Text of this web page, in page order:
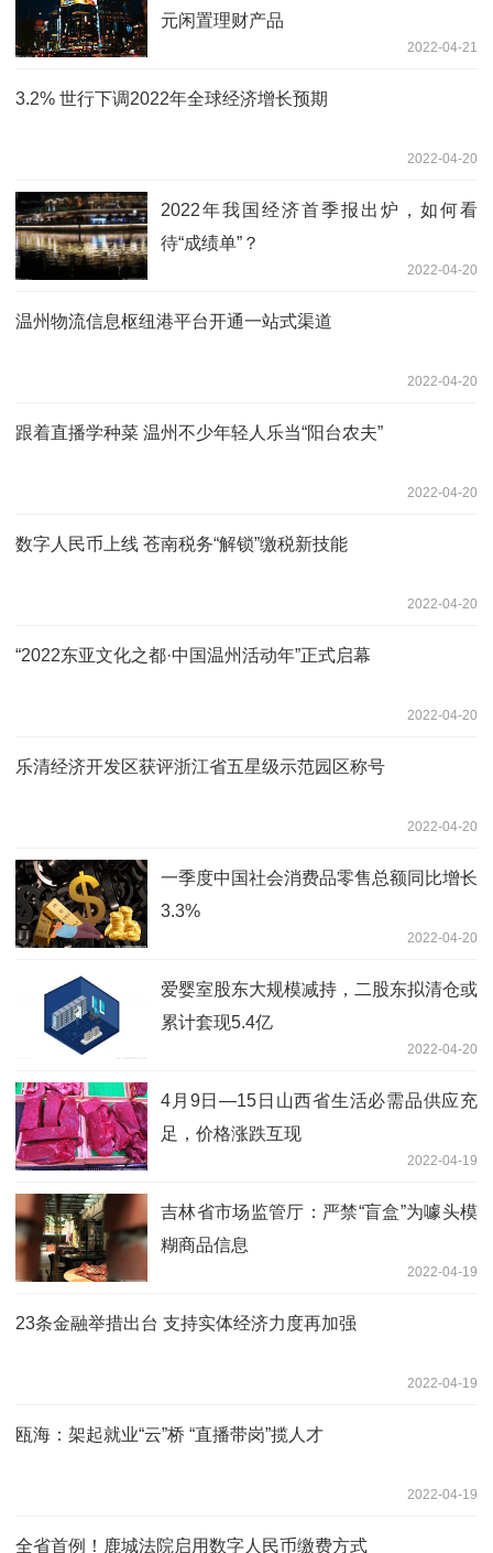
元闲置理财产品
2022-04-21
3.2% 世行下调2022年全球经济增长预期
2022-04-20
2022年我国经济首季报出炉，如何看
待“成绩单”？
2022-04-20
温州物流信息枢纽港平台开通一站式渠道
2022-04-20
跟着直播学种菜 温州不少年轻人乐当“阳台农夫”
2022-04-20
数字人民币上线 苍南税务“解锁”缴税新技能
2022-04-20
“2022东亚文化之都·中国温州活动年”正式启幕
2022-04-20
乐清经济开发区获评浙江省五星级示范园区称号
2022-04-20
一季度中国社会消费品零售总额同比增长
3.3%
2022-04-20
爱婴室股东大规模减持，二股东拟清仓或
累计套现5.4亿
2022-04-20
4月9日—15日山西省生活必需品供应充
足，价格涨跌互现
2022-04-19
吉林省市场监管厅：严禁“盲盒”为噱头模
糊商品信息
2022-04-19
23条金融举措出台 支持实体经济力度再加强
2022-04-19
瓯海：架起就业“云”桥 “直播带岗”揽人才
2022-04-19
全省首例！鹿城法院启用数字人民币缴费方式